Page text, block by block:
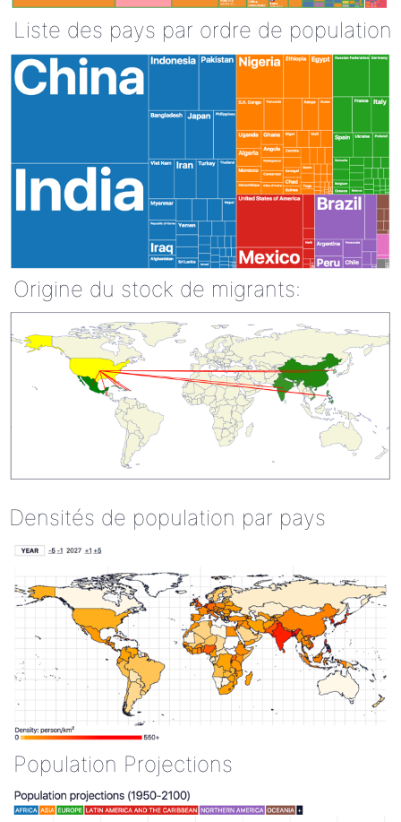
Liste des pays par ordre de population
Origine du stock de migrants:
Densités de population par pays
Population Projections